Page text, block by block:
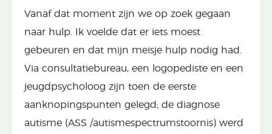
Vanaf dat moment zijn we op zoek gegaan
naar hulp. Ik voelde dat er iets moest
gebeuren en dat mijn meisje hulp nodig had.
Via consultatiebureau, een logopediste en een
jeugdpsycholoog zijn toen de eerste
aanknopingspunten gelegd; de diagnose
autisme (ASS /autismespectrumstoornis) werd